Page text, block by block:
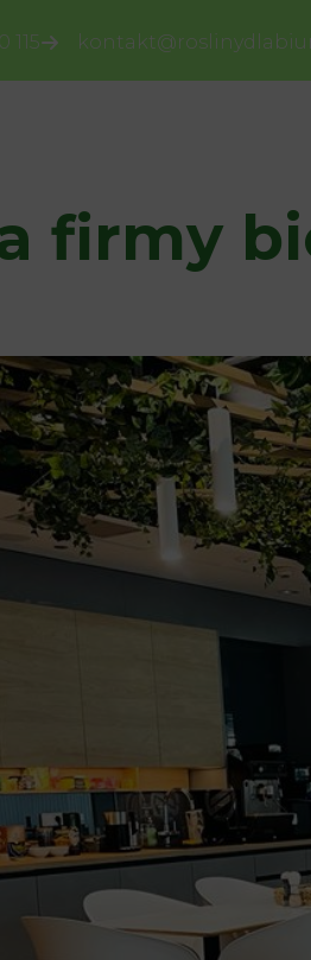
115
firmy